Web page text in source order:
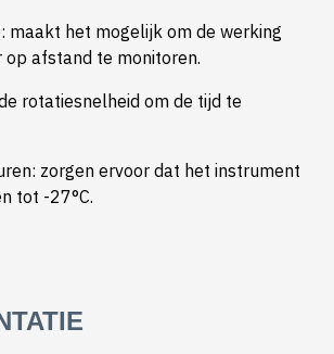
maakt het mogelijk om de werking
op afstand te monitoren.
rotatiesnelheid om de tijd te
zorgen ervoor dat het instrument
tot -27°C.